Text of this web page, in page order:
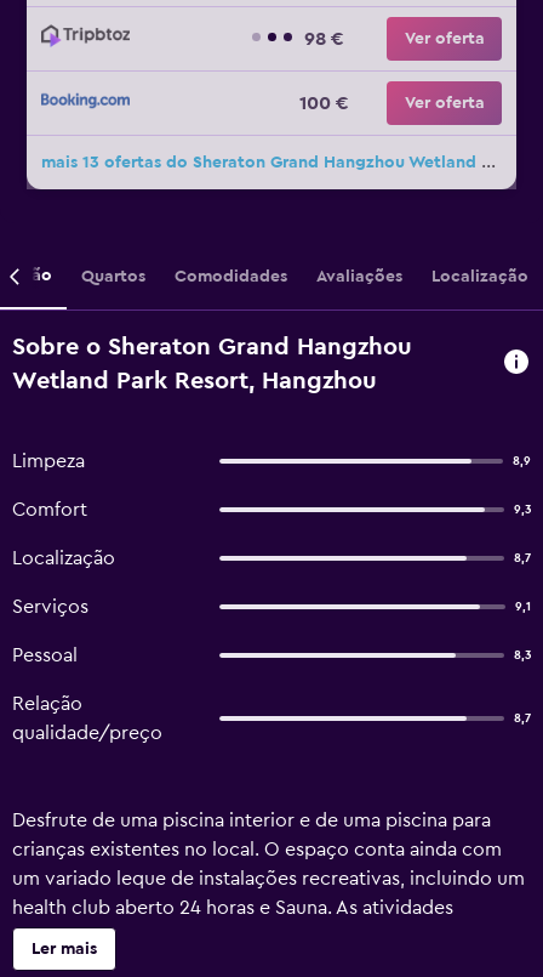
98 € Ver oferta
100 € Ver oferta
mais 13 ofertas do Sheraton Grand Hangzhou Wetland Park Resort
Quartos Comodidades Avaliações Localização
Sobre o Sheraton Grand Hangzhou
Wetland Park Resort, Hangzhou
Limpeza 8,9
Comfort 9,3
Localização 8,7
Serviços 9,1
Pessoal 8,3
Relação
qualidade/preço
8,7
Desfrute de uma piscina interior e de uma piscina para
crianças existentes no local. O espaço conta ainda com
um variado leque de instalações recreativas, incluindo um
health club aberto 24 horas e Sauna. As atividades
recreativas listadas abaixo estão disponíveis no local ou
nas proximidades; poderão ser aplicadas taxas.
Ler mais